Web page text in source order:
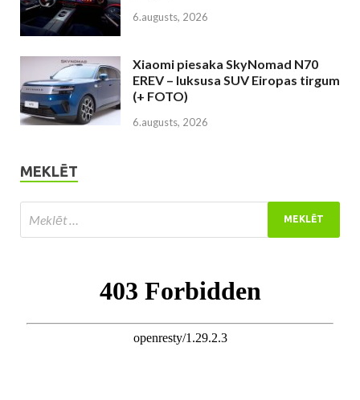
6.augusts, 2026
Xiaomi piesaka SkyNomad N70
EREV – luksusa SUV Eiropas tirgum
(+ FOTO)
6.augusts, 2026
MEKLĒT